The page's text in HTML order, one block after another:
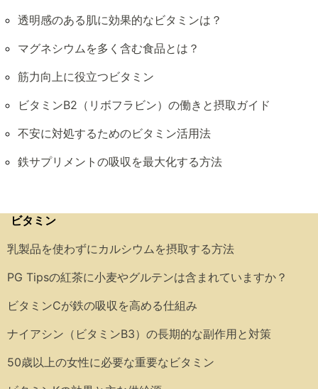
透明感のある肌に効果的なビタミンは？
マグネシウムを多く含む食品とは？
筋力向上に役立つビタミン
ビタミンB2（リボフラビン）の働きと摂取ガイド
不安に対処するためのビタミン活用法
鉄サプリメントの吸収を最大化する方法
ビタミン
乳製品を使わずにカルシウムを摂取する方法
PG Tipsの紅茶に小麦やグルテンは含まれていますか？
ビタミンCが鉄の吸収を高める仕組み
ナイアシン（ビタミンB3）の長期的な副作用と対策
50歳以上の女性に必要な重要なビタミン